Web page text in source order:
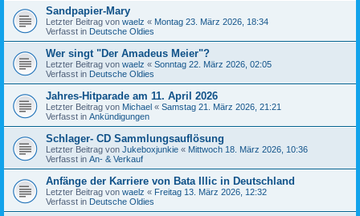
Sandpapier-Mary
Letzter Beitrag von waelz « Montag 23. März 2026, 18:34
Verfasst in Deutsche Oldies
Wer singt "Der Amadeus Meier"?
Letzter Beitrag von waelz « Sonntag 22. März 2026, 02:05
Verfasst in Deutsche Oldies
Jahres-Hitparade am 11. April 2026
Letzter Beitrag von Michael « Samstag 21. März 2026, 21:21
Verfasst in Ankündigungen
Schlager- CD Sammlungsauflösung
Letzter Beitrag von Jukeboxjunkie « Mittwoch 18. März 2026, 10:36
Verfasst in An- & Verkauf
Anfänge der Karriere von Bata Illic in Deutschland
Letzter Beitrag von waelz « Freitag 13. März 2026, 12:32
Verfasst in Deutsche Oldies